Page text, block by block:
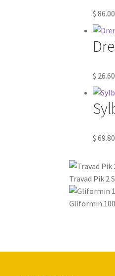
$
$
$
Travad Pik 2
Gliformin